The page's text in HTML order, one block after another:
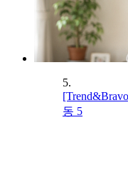
5.
동 5